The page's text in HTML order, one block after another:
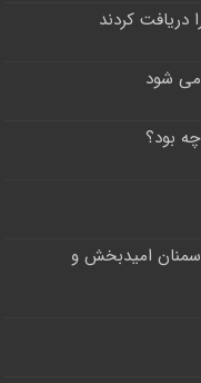
می شود
بود؟
در سمنان امیدبخش و